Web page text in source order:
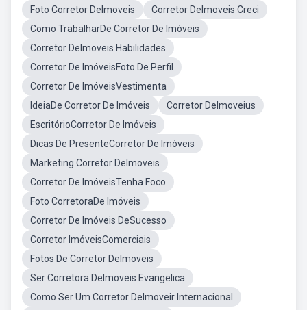
Foto Corretor DeImoveis
Corretor DeImoveis Creci
Como TrabalharDe Corretor De Imóveis
Corretor DeImoveis Habilidades
Corretor De ImóveisFoto De Perfil
Corretor De ImóveisVestimenta
IdeiaDe Corretor De Imóveis
Corretor DeImoveius
EscritórioCorretor De Imóveis
Dicas De PresenteCorretor De Imóveis
Marketing Corretor DeImoveis
Corretor De ImóveisTenha Foco
Foto CorretoraDe Imóveis
Corretor De Imóveis DeSucesso
Corretor ImóveisComerciais
Fotos De Corretor DeImoveis
Ser Corretora DeImoveis Evangelica
Como Ser Um Corretor DeImoveir Internacional